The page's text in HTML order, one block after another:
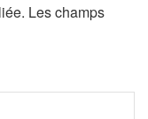
Les champs